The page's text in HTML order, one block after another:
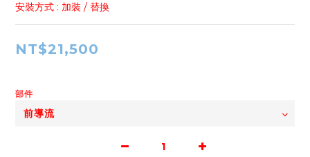
安裝方式 : 加裝 / 替換
NT$21,500
部件